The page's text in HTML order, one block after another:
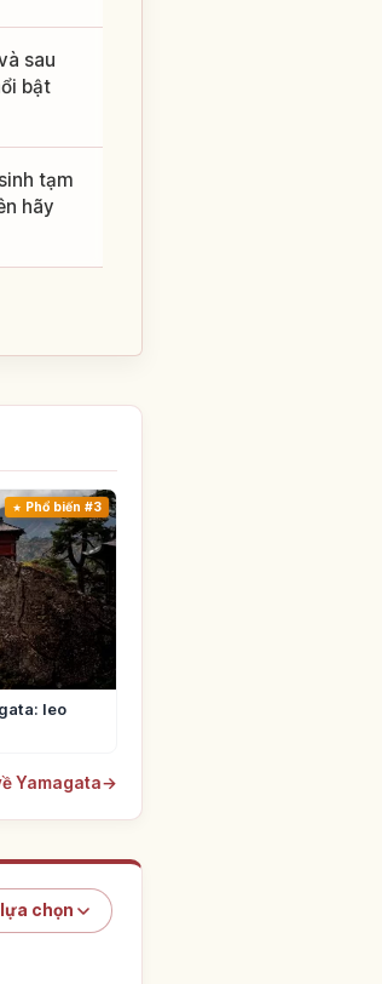
sau
bật
tạm
hãy
Phổ biến #3
leo
Yamagata→
chọn